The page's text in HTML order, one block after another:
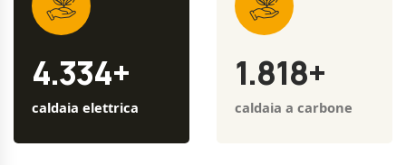
4.334+
caldaia elettrica
1.818+
caldaia a carbone